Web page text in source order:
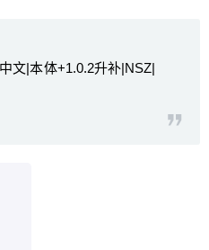
文|本体+1.0.2升补|NSZ|